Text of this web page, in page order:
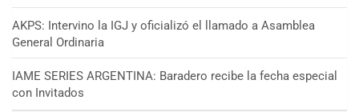
AKPS: Intervino la IGJ y oficializó el llamado a Asamblea
General Ordinaria
IAME SERIES ARGENTINA: Baradero recibe la fecha especial
con Invitados